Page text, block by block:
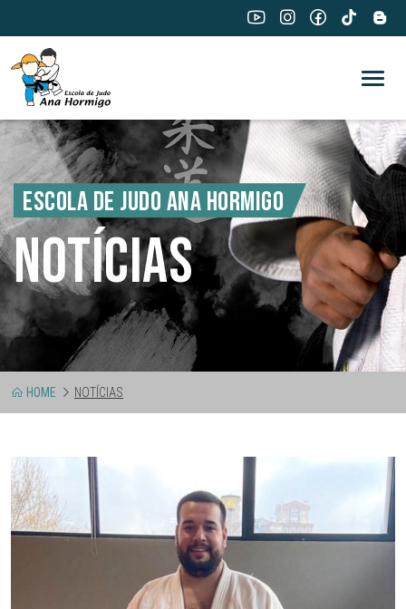
ESCOLA DE JUDO ANA HORMIGO
NOTÍCIAS
HOME NOTÍCIAS